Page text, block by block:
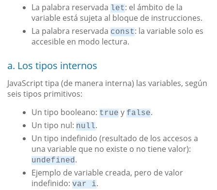
La palabra reservada let: el ámbito de la
variable está sujeta al bloque de instrucciones.
La palabra reservada const: la variable solo es
accesible en modo lectura.
a. Los tipos internos
JavaScript tipa (de manera interna) las variables, según
seis tipos primitivos:
Un tipo booleano: true y false.
Un tipo nul: null.
Un tipo indefinido (resultado de los accesos a
una variable que no existe o no tiene valor):
undefined.
Ejemplo de variable creada, pero de valor
indefinido: var i.